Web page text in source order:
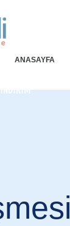
ANASAYFA